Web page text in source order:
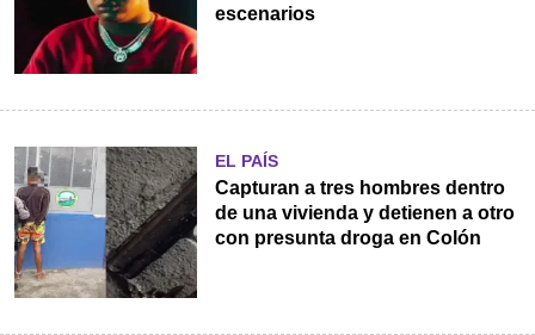
escenarios
EL PAÍS
Capturan a tres hombres dentro
de una vivienda y detienen a otro
con presunta droga en Colón